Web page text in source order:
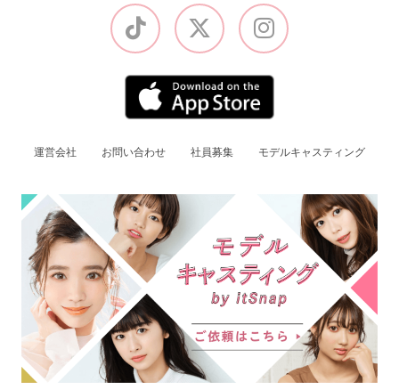
運営会社 お問い合わせ 社員募集 モデルキャスティング